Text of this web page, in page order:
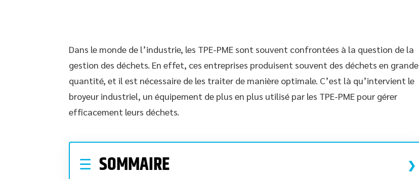
Dans le monde de l’industrie, les TPE-PME sont souvent confrontées à la question de la
gestion des déchets. En effet, ces entreprises produisent souvent des déchets en grande
quantité, et il est nécessaire de les traiter de manière optimale. C’est là qu’intervient le
broyeur industriel, un équipement de plus en plus utilisé par les TPE-PME pour gérer
efficacement leurs déchets.
SOMMAIRE